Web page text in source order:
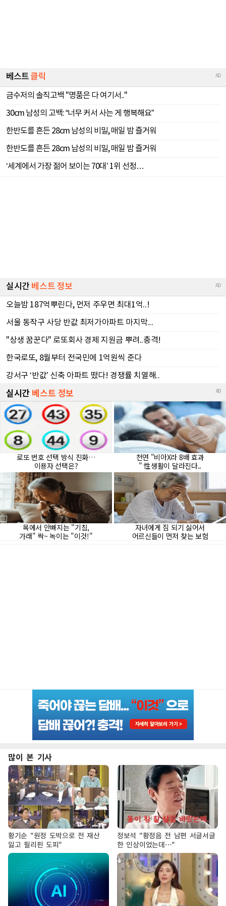
많이 본 기사
황기순 "원정 도박으로 전 재산
잃고 필리핀 도피"
정보석 "황정음 전 남편 서글서글
한 인상이었는데…"